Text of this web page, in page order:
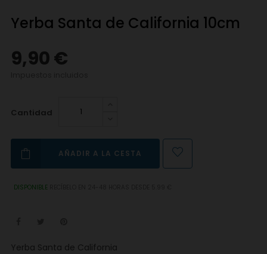
Yerba Santa de California 10cm
9,90 €
Cantidad
AÑADIR A LA CESTA
DISPONIBLE
Yerba Santa de California